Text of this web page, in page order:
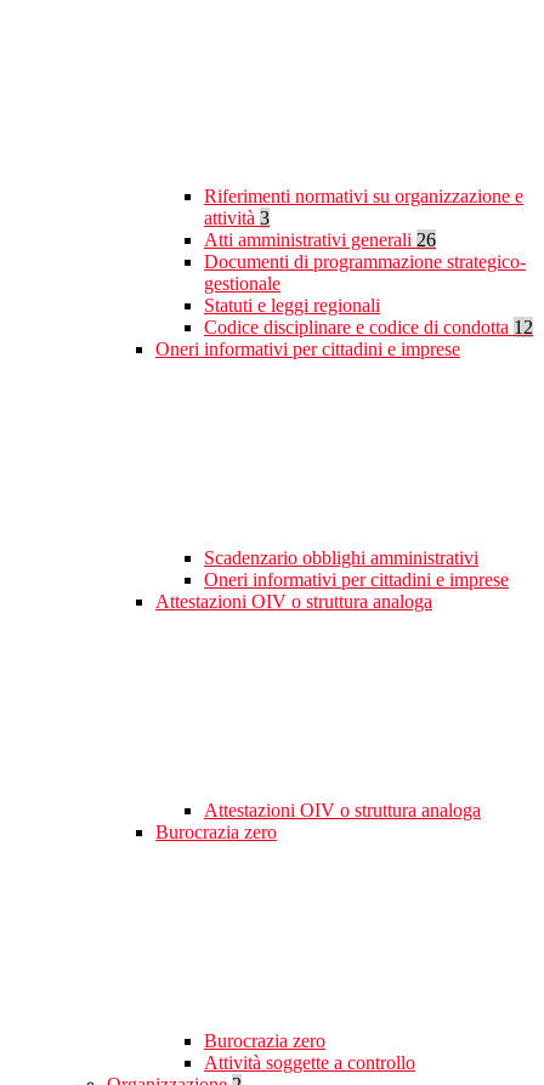
Riferimenti normativi su organizzazione e
attività 3
Atti amministrativi generali 26
Documenti di programmazione strategico-
gestionale
Statuti e leggi regionali
Codice disciplinare e codice di condotta 12
Oneri informativi per cittadini e imprese
Scadenzario obblighi amministrativi
Oneri informativi per cittadini e imprese
Attestazioni OIV o struttura analoga
Attestazioni OIV o struttura analoga
Burocrazia zero
Burocrazia zero
Attività soggette a controllo